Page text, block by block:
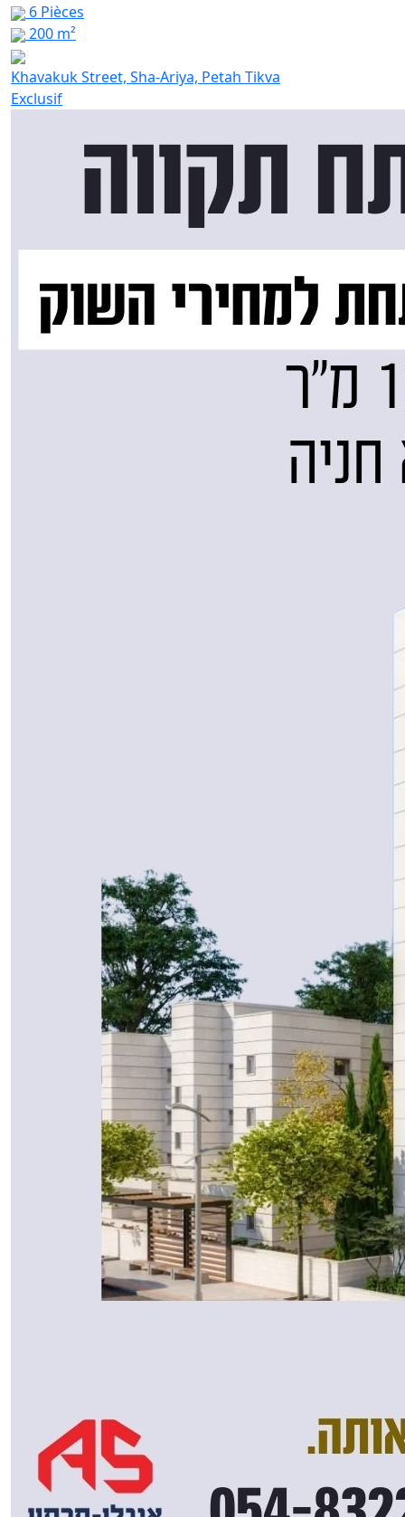
6 Pièces
200 m²
Khavakuk Street, Sha-Ariya, Petah Tikva
Exclusif